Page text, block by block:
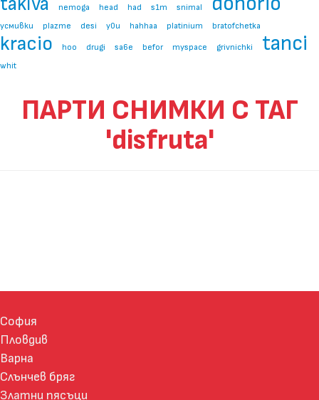
nemoga head had s1m snimal
усмивки plazme desi y0u hahhaa platinium bratofchetka
kracio hoo drugi sa6e befor myspace grivnichki tanci
whit
ПАРТИ СНИМКИ С ТАГ
'disfruta'
София
Пловдив
Варна
Слънчев бряг
Златни пясъци